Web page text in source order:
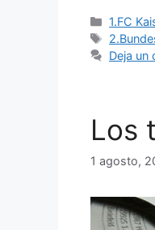
1.FC
Deja un
Los
1 agosto,